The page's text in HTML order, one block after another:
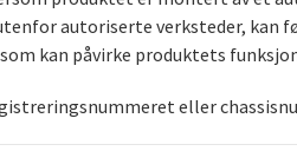
autoriserte verksteder,
kan påvirke produktets
eller